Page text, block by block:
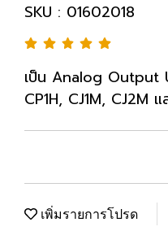
SKU : 01602018
เป็น Analog Output
CP1H, CJ1M, CJ2M แ
เพิ่มรายการโปรด